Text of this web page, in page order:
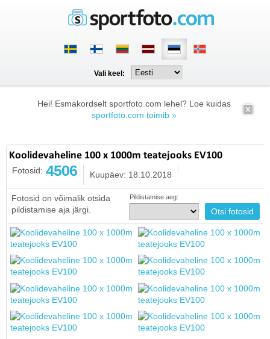
Vali keel:
Hei! Esmakordselt sportfoto.com lehel? Loe kuidas
sportfoto.com toimib »
Koolidevaheline 100 x 1000m teatejooks EV100
Fotosid: 4506 Kuupäev: 18.10.2018
Fotosid on võimalik otsida
pildistamise aja järgi.
Pildistamise aeg: